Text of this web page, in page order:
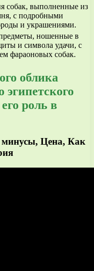
собак, выполненные из
с подробными
и украшениями.
ношенные в
и символа удачи, с
фараоновых собак.
облика
эгипетского
роль в
Цена, Как